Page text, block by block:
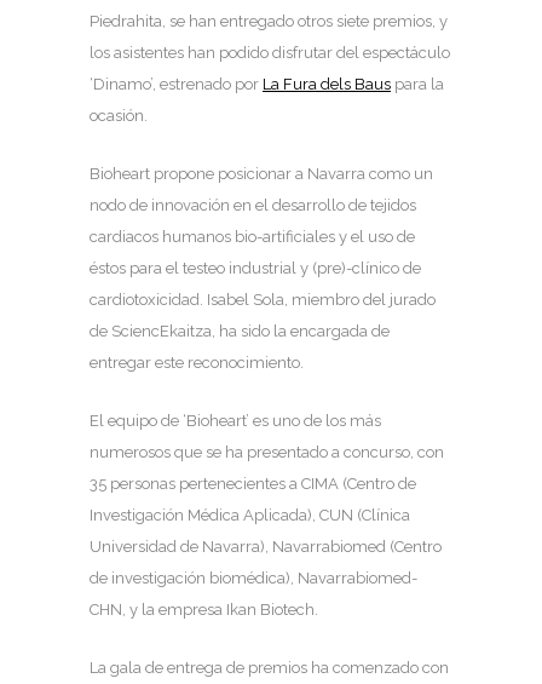
Piedrahita, se han entregado otros siete premios, y
los asistentes han podido disfrutar del espectáculo
‘Dinamo’, estrenado por La Fura dels Baus para la
ocasión.
Bioheart propone posicionar a Navarra como un
nodo de innovación en el desarrollo de tejidos
cardiacos humanos bio-artificiales y el uso de
éstos para el testeo industrial y (pre)-clínico de
cardiotoxicidad. Isabel Sola, miembro del jurado
de SciencEkaitza, ha sido la encargada de
entregar este reconocimiento.
El equipo de ‘Bioheart’ es uno de los más
numerosos que se ha presentado a concurso, con
35 personas pertenecientes a CIMA (Centro de
Investigación Médica Aplicada), CUN (Clínica
Universidad de Navarra), Navarrabiomed (Centro
de investigación biomédica), Navarrabiomed-
CHN, y la empresa Ikan Biotech.
La gala de entrega de premios ha comenzado con